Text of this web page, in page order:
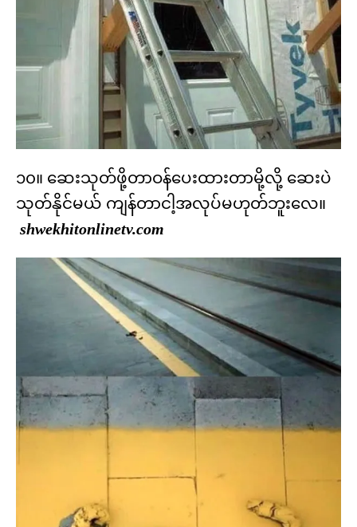
၁၀။ ဆေးသုတ်ဖို့တာဝန်ပေးထားတာမို့လို့ ဆေးပဲ
သုတ်နိုင်မယ် ကျန်တာငါ့အလုပ်မဟုတ်ဘူးလေ။
shwekhitonlinetv.com